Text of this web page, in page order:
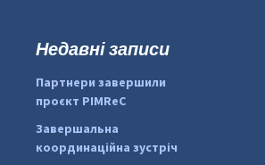
:Недавні записи
Партнери завершили
проєкт PIMReC
Завершальна
координаційна зустріч